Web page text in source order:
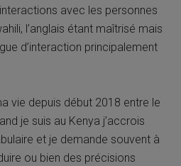
avec les personnes
l’anglais étant maîtrisé mais
d’interaction principalement
vie depuis début 2018 entre le
je suis au Kenya j’accrois
et je demande souvent à
ou bien des précisions